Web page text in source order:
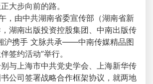
大步向前的路。
由中共湖南省委宣传部（湖南省新
湖南出版投资控股集团、中南出版传
沪携手 文脉共承——中南传媒精品图
签约活动”举行。
上海市中共党史学会、上海新华传
公司签署战略合作框架协议，就两地